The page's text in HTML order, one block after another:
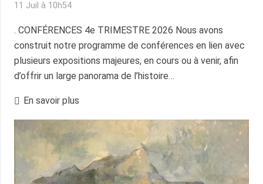
11 Juil à 10h54
. CONFÉRENCES 4e TRIMESTRE 2026 Nous avons
construit notre programme de conférences en lien avec
plusieurs expositions majeures, en cours ou à venir, afin
d’offrir un large panorama de l’histoire…
En savoir plus